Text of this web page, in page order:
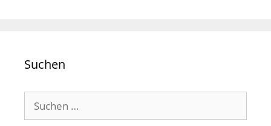
Suchen
nach: